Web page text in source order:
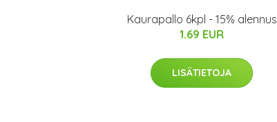
Kaurapallo 6kpl - 15% alennus
1.69 EUR
LISÄTIETOJA